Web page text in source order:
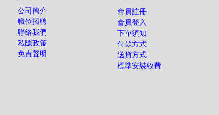
公司簡介
職位招聘
聯絡我們
私隱政策
免責聲明
會員註冊
會員登入
下單須知
付款方式
送貨方式
標準安裝收費